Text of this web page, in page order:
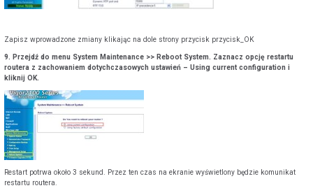
Zapisz wprowadzone zmiany klikając na dole strony przycisk przycisk_OK
9. Przejdź do menu System Maintenance >> Reboot System. Zaznacz opcję restartu
routera z zachowaniem dotychczasowych ustawień – Using current configuration i
kliknij OK.
Restart potrwa około 3 sekund. Przez ten czas na ekranie wyświetlony będzie komunikat
restartu routera.